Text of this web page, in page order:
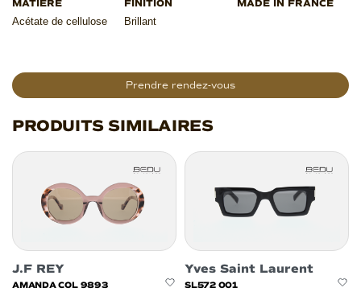
Acétate de cellulose Brillant
Prendre rendez-vous
PRODUITS SIMILAIRES
J.F REY
AMANDA COL 9893
Yves Saint Laurent
SL572 001